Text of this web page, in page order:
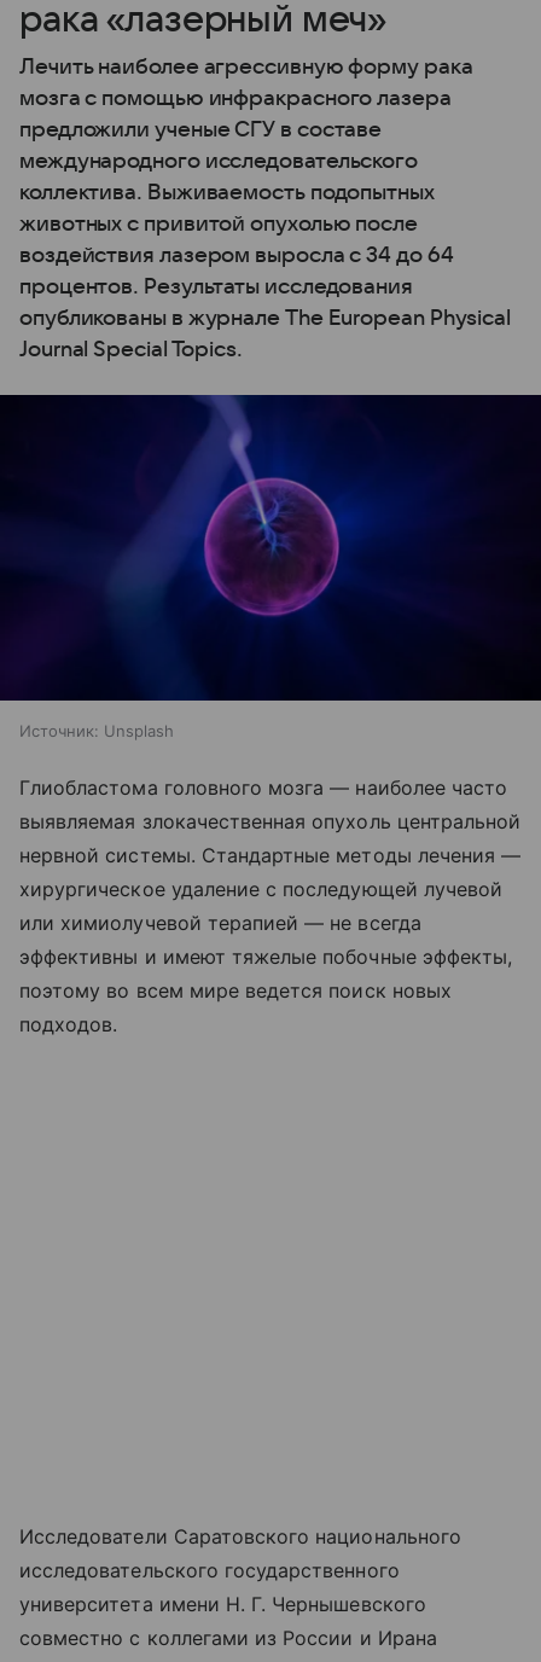
рака «лазерный меч»
Лечить наиболее агрессивную форму рака
мозга с помощью инфракрасного лазера
предложили ученые СГУ в составе
международного исследовательского
коллектива. Выживаемость подопытных
животных с привитой опухолью после
воздействия лазером выросла с 34 до 64
процентов. Результаты исследования
опубликованы в журнале The European Physical
Journal Special Topics.
Источник: Unsplash
Глиобластома головного мозга — наиболее часто
выявляемая злокачественная опухоль центральной
нервной системы. Стандартные методы лечения —
хирургическое удаление с последующей лучевой
или химиолучевой терапией — не всегда
эффективны и имеют тяжелые побочные эффекты,
поэтому во всем мире ведется поиск новых
подходов.
Исследователи Саратовского национального
исследовательского государственного
университета имени Н. Г. Чернышевского
совместно с коллегами из России и Ирана